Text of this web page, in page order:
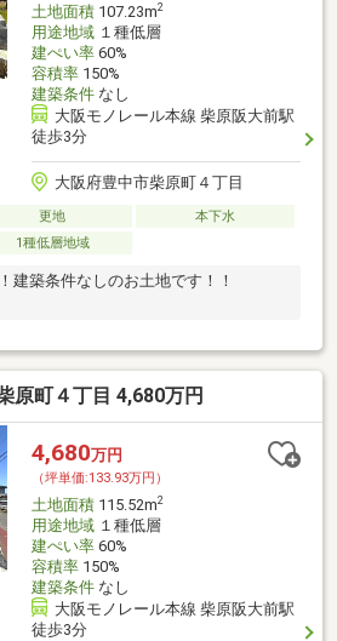
土地面積107.23m2
用途地域１種低層
建ぺい率60%
容積率150%
建築条件なし
大阪モノレール本線 柴原阪大前駅
徒歩3分
大阪府豊中市柴原町４丁目
更地
本下水
1種低層地域
建築条件なしのお土地です！！
原町４丁目 4,680万円
4,680万円
（坪単価:133.93万円）
土地面積115.52m2
用途地域１種低層
建ぺい率60%
容積率150%
建築条件なし
大阪モノレール本線 柴原阪大前駅
徒歩3分